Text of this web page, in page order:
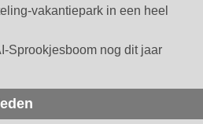
vakantiepark in een heel
Sprookjesboom nog dit jaar